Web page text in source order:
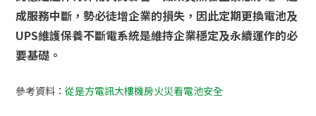
成服務中斷，勢必徒增企業的損失，因此定期更換電池及
UPS維護保養不斷電系統是維持企業穩定及永續運作的必
要基礎。
參考資料： 從是方電訊大樓機房火災看電池安全